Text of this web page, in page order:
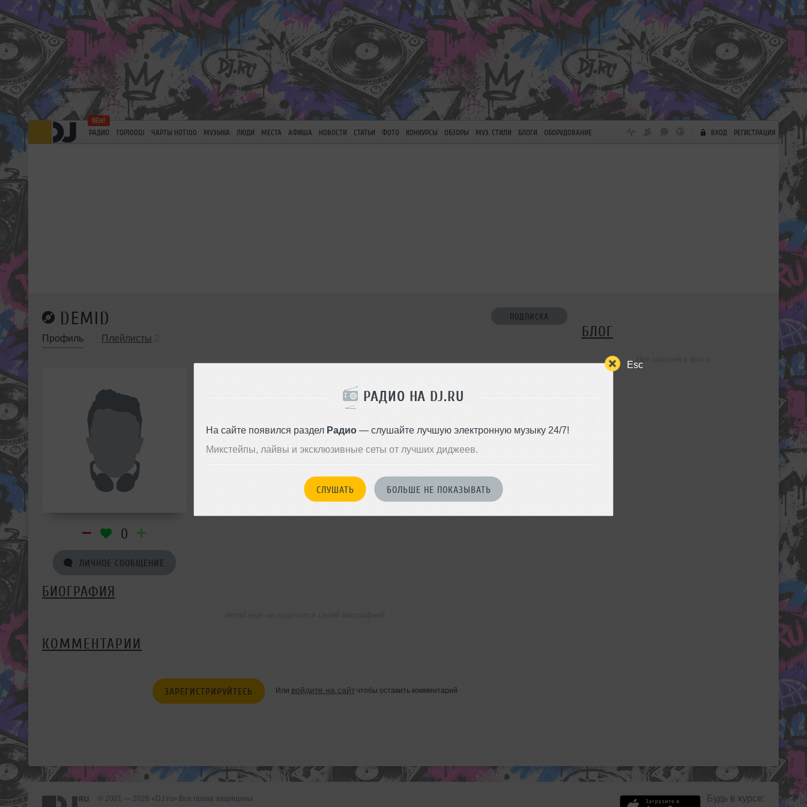
Esc
РАДИО НА DJ.RU
На сайте появился раздел Радио— слушайте лучшую электронную музыку 24/7!
Микстейпы, лайвы и эксклюзивные сеты от лучших диджеев.
СЛУШАТЬ БОЛЬШЕ НЕ ПОКАЗЫВАТЬ
РАДИО TOP100DJ ЧАРТЫ HOT100 МУЗЫКА ЛЮДИ МЕСТА АФИША НОВОСТИ СТАТЬИ ФОТО КОНКУРСЫ ОБЗОРЫ МУЗ. СТИЛИ БЛОГИ ОБОРУДОВАНИЕ ВХОД РЕГИСТРАЦИЯ
DEMID ПОДПИСКА
Профиль Плейлисты
0
ЛИЧНОЕ СООБЩЕНИЕ
ДОБАВИТЬ В ДРУЗЬЯ
БИОГРАФИЯ
КОММЕНТАРИИ
ЗАРЕГИСТРИРУЙТЕСЬ Или войдите на сайтчтобы оставить комментарий
БЛОГ
© 2001 — 2026 «DJ.ru» Все права защищены.
Будь в курсе: